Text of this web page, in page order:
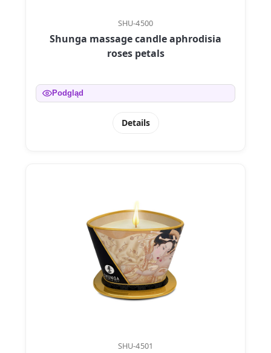
SHU-4500
Shunga massage candle aphrodisia
roses petals
Podgląd
Details
SHU-4501